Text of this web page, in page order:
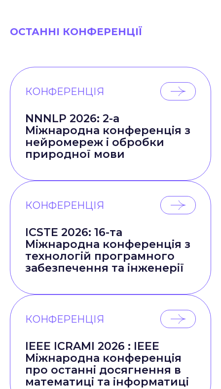
ОСТАННІ КОНФЕРЕНЦІЇ
КОНФЕРЕНЦІЯ
NNNLP 2026: 2-а
Міжнародна конференція з
нейромереж і обробки
природної мови
КОНФЕРЕНЦІЯ
ICSTE 2026: 16-та
Міжнародна конференція з
технологій програмного
забезпечення та інженерії
КОНФЕРЕНЦІЯ
IEEE ICRAMI 2026 : IEEE
Міжнародна конференція
про останні досягнення в
математиці та інформатиці